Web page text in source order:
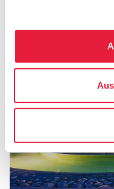
offiziellen